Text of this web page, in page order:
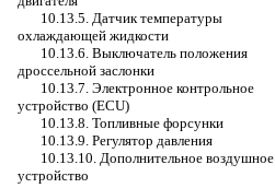
10.13.5. Датчик температуры
охлаждающей жидкости
10.13.6. Выключатель положения
дроссельной заслонки
10.13.7. Электронное контрольное
устройство (ECU)
10.13.8. Топливные форсунки
10.13.9. Регулятор давления
10.13.10. Дополнительное воздушное
устройство